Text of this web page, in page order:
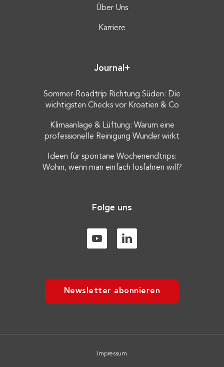
Über Uns
Karriere
Journal+
Sommer-Roadtrip Richtung Süden: Die
wichtigsten Checks vor Kroatien & Co
Klimaanlage & Lüftung: Warum eine
professionelle Reinigung Wunder wirkt
Ideen für spontane Wochenendtrips:
Wohin, wenn man einfach losfahren will?
Folge uns
Newsletter abonnieren
Impressum